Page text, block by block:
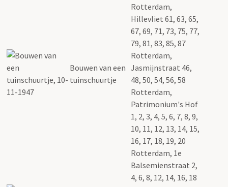
Bouwen van een
tuinschuurtje
Rotterdam,
Hillevliet 61, 63, 65,
67, 69, 71, 73, 75, 77,
79, 81, 83, 85, 87
Rotterdam,
Jasmijnstraat 46,
48, 50, 54, 56, 58
Rotterdam,
Patrimonium's Hof
1, 2, 3, 4, 5, 6, 7, 8, 9,
10, 11, 12, 13, 14, 15,
16, 17, 18, 19, 20
Rotterdam, 1e
Balsemienstraat 2,
4, 6, 8, 12, 14, 16, 18